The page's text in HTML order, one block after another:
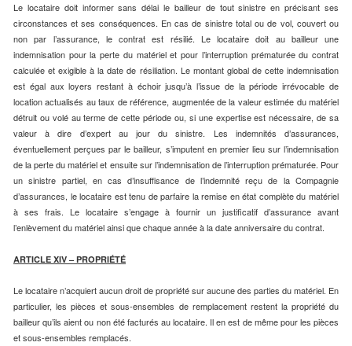
Le locataire doit informer sans délai le bailleur de tout sinistre en précisant ses
circonstances et ses conséquences. En cas de sinistre total ou de vol, couvert ou
non par l’assurance, le contrat est résilié. Le locataire doit au bailleur une
indemnisation pour la perte du matériel et pour l’interruption prématurée du contrat
calculée et exigible à la date de résiliation. Le montant global de cette indemnisation
est égal aux loyers restant à échoir jusqu’à l’issue de la période irrévocable de
location actualisés au taux de référence, augmentée de la valeur estimée du matériel
détruit ou volé au terme de cette période ou, si une expertise est nécessaire, de sa
valeur à dire d’expert au jour du sinistre. Les indemnités d’assurances,
éventuellement perçues par le bailleur, s’imputent en premier lieu sur l’indemnisation
de la perte du matériel et ensuite sur l’indemnisation de l’interruption prématurée. Pour
un sinistre partiel, en cas d’insuffisance de l’indemnité reçu de la Compagnie
d’assurances, le locataire est tenu de parfaire la remise en état complète du matériel
à ses frais. Le locataire s’engage à fournir un justificatif d’assurance avant
l’enlèvement du matériel ainsi que chaque année à la date anniversaire du contrat.
ARTICLE XIV – PROPRIÉTÉ
Le locataire n’acquiert aucun droit de propriété sur aucune des parties du matériel. En
particulier, les pièces et sous-ensembles de remplacement restent la propriété du
bailleur qu’ils aient ou non été facturés au locataire. Il en est de même pour les pièces
et sous-ensembles remplacés.